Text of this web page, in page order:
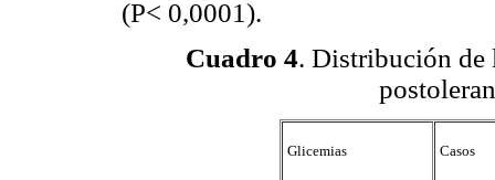
(P< 0,0001).
Cuadro 4. Distribución de
Glicemias Casos